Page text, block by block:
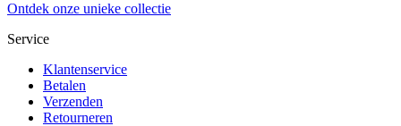
Ontdek onze unieke collectie
Service
Klantenservice
Betalen
Verzenden
Retourneren